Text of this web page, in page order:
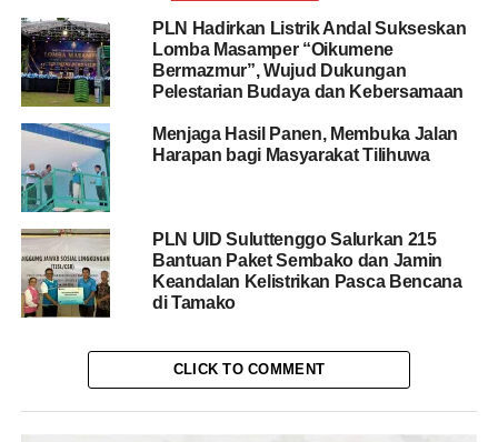
PLN Hadirkan Listrik Andal Sukseskan
Lomba Masamper “Oikumene
Bermazmur”, Wujud Dukungan
Pelestarian Budaya dan Kebersamaan
Menjaga Hasil Panen, Membuka Jalan
Harapan bagi Masyarakat Tilihuwa
PLN UID Suluttenggo Salurkan 215
Bantuan Paket Sembako dan Jamin
Keandalan Kelistrikan Pasca Bencana
di Tamako
CLICK TO COMMENT